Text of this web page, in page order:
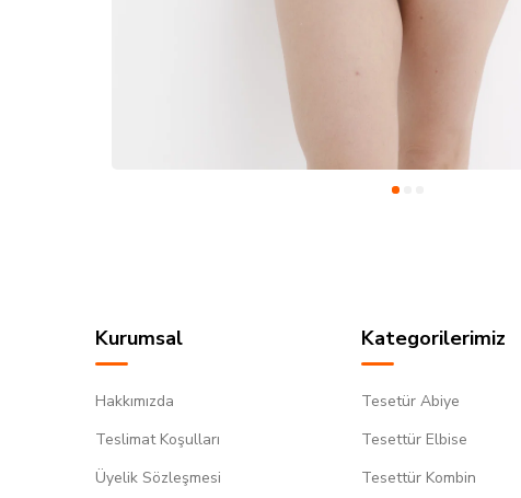
Kurumsal
Hakkımızda
Teslimat Koşulları
Üyelik Sözleşmesi
Kategorilerimiz
Tesetür Abiye
Tesettür Elbise
Tesettür Kombin